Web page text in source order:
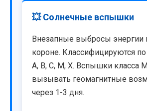
💥 Солнечные вспышки
Внезапные выбросы энергии
короне. Классифицируются
A, B, C, M, X. Вспышки класса
вызывать геомагнитные
через 1-3 дня.